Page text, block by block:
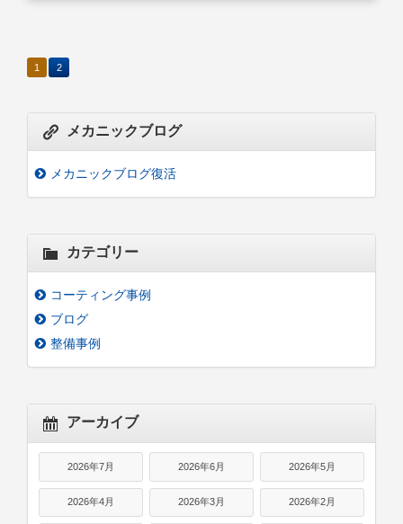
1 2
メカニックブログ
メカニックブログ復活
カテゴリー
コーティング事例
ブログ
整備事例
アーカイブ
2026年7月 2026年6月 2026年5月
2026年4月 2026年3月 2026年2月